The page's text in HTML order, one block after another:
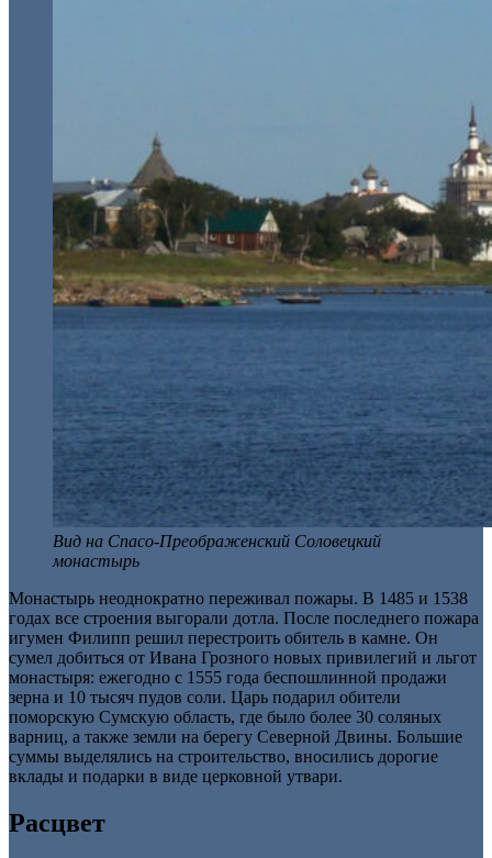
Вид на Спасо-Преображенский Соловецкий
монастырь
Монастырь неоднократно переживал пожары. В 1485 и 1538
годах все строения выгорали дотла. После последнего пожара
игумен Филипп решил перестроить обитель в камне. Он
сумел добиться от Ивана Грозного новых привилегий и льгот
монастыря: ежегодно с 1555 года беспошлинной продажи
зерна и 10 тысяч пудов соли. Царь подарил обители
поморскую Сумскую область, где было более 30 соляных
варниц, а также земли на берегу Северной Двины. Большие
суммы выделялись на строительство, вносились дорогие
вклады и подарки в виде церковной утвари.
Расцвет